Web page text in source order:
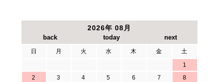
2026年 08月
日 月 火 水 木 金
土
1
2
3 4 5 6 7
8